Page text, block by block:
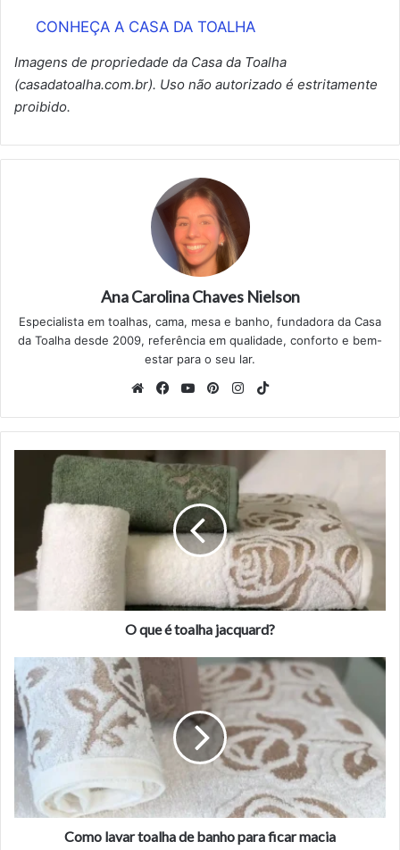
CONHEÇA A CASA DA TOALHA
Imagens de propriedade da Casa da Toalha
(casadatoalha.com.br). Uso não autorizado é estritamente
proibido.
Ana Carolina Chaves Nielson
Especialista em toalhas, cama, mesa e banho, fundadora da Casa
da Toalha desde 2009, referência em qualidade, conforto e bem-
estar para o seu lar.
WebsiteFacebook
YouTubePinterestInstagram
toalha
jacquard?
O que é toalha jacquard?
Como
lavar
toalha
de
banho
para
ficar
Como lavar toalha de banho para ficar macia